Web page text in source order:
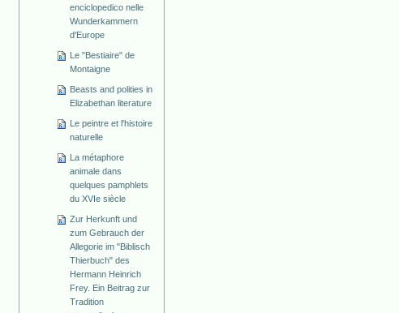
enciclopedico nelle
Wunderkammern
d'Europe
Le "Bestiaire" de
Montaigne
Beasts and polities in
Elizabethan literature
Le peintre et l'histoire
naturelle
La métaphore
animale dans
quelques pamphlets
du XVIe siècle
Zur Herkunft und
zum Gebrauch der
Allegorie im "Biblisch
Thierbuch" des
Hermann Heinrich
Frey. Ein Beitrag zur
Tradition